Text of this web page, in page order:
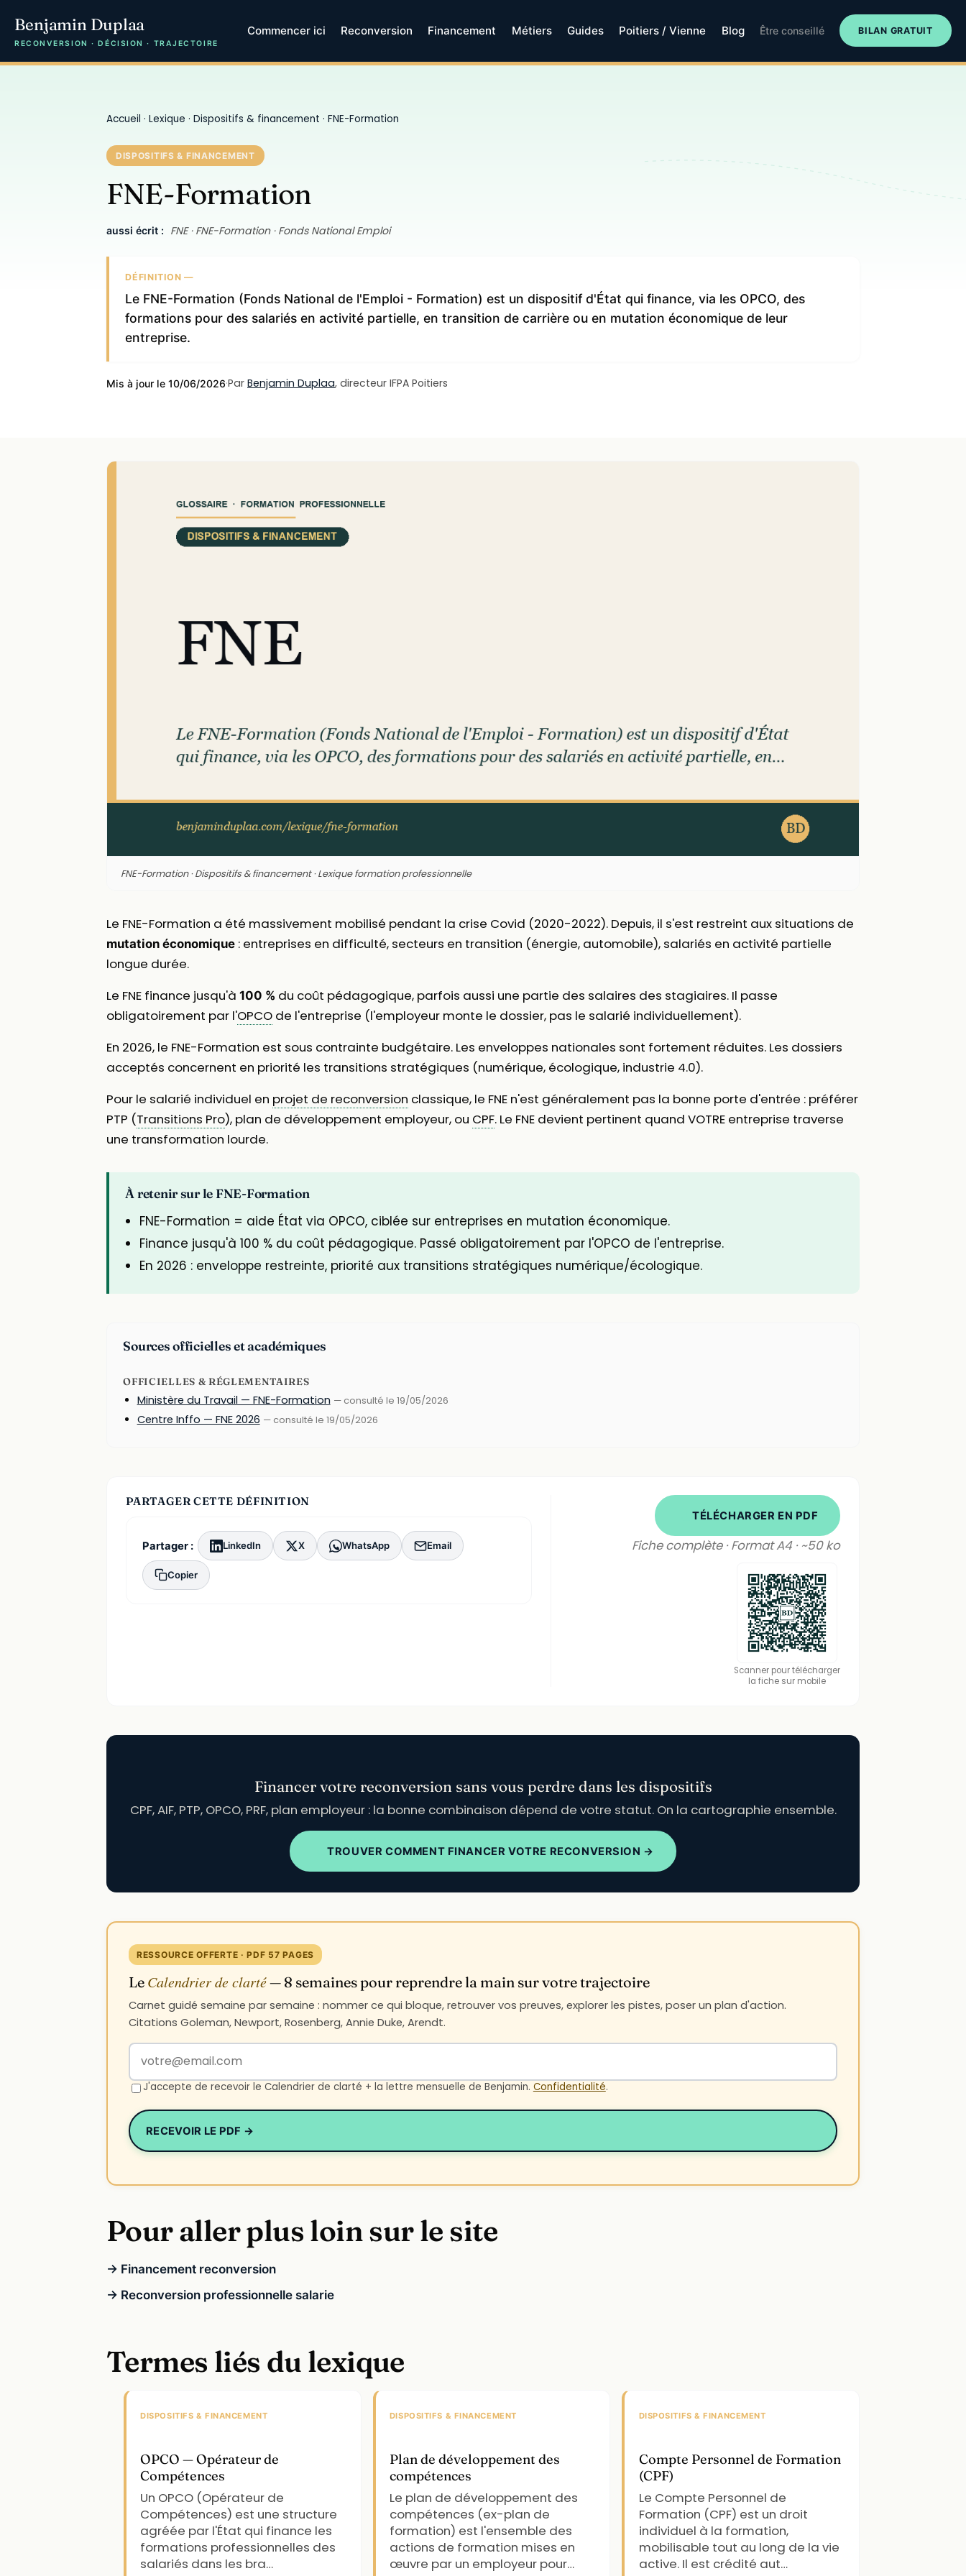
Benjamin Duplaa
RECONVERSION · DÉCISION · TRAJECTOIRE
Commencer ici Reconversion Financement Métiers Guides Poitiers / Vienne Blog Être conseillé BILAN GRATUIT
Accueil · Lexique · Dispositifs & financement · FNE-Formation
DISPOSITIFS & FINANCEMENT
FNE-Formation
aussi écrit : FNE · FNE-Formation · Fonds National Emploi
DÉFINITION —
Le FNE-Formation (Fonds National de l'Emploi - Formation) est un dispositif d'État qui finance, via les OPCO, des
formations pour des salariés en activité partielle, en transition de carrière ou en mutation économique de leur
entreprise.
Mis à jour le 10/06/2026·Par Benjamin Duplaa, directeur IFPA Poitiers
FNE-Formation · Dispositifs & financement · Lexique formation professionnelle
Le FNE-Formation a été massivement mobilisé pendant la crise Covid (2020-2022). Depuis, il s'est restreint aux situations de
mutation économique : entreprises en difficulté, secteurs en transition (énergie, automobile), salariés en activité partielle
longue durée.
Le FNE finance jusqu'à 100 % du coût pédagogique, parfois aussi une partie des salaires des stagiaires. Il passe
obligatoirement par l'OPCO de l'entreprise (l'employeur monte le dossier, pas le salarié individuellement).
En 2026, le FNE-Formation est sous contrainte budgétaire. Les enveloppes nationales sont fortement réduites. Les dossiers
acceptés concernent en priorité les transitions stratégiques (numérique, écologique, industrie 4.0).
Pour le salarié individuel en projet de reconversion classique, le FNE n'est généralement pas la bonne porte d'entrée : préférer
PTP (Transitions Pro), plan de développement employeur, ou CPF. Le FNE devient pertinent quand VOTRE entreprise traverse
une transformation lourde.
À retenir sur le FNE-Formation
FNE-Formation = aide État via OPCO, ciblée sur entreprises en mutation économique.
Finance jusqu'à 100 % du coût pédagogique. Passé obligatoirement par l'OPCO de l'entreprise.
En 2026 : enveloppe restreinte, priorité aux transitions stratégiques numérique/écologique.
Sources officielles et académiques
OFFICIELLES & RÉGLEMENTAIRES
Ministère du Travail — FNE-Formation — consulté le 19/05/2026
Centre Inffo — FNE 2026 — consulté le 19/05/2026
PARTAGER CETTE DÉFINITION
Partager : LinkedIn X WhatsApp Email
Copier
TÉLÉCHARGER EN PDF
Fiche complète · Format A4 · ~50 ko
Scanner pour télécharger
la fiche sur mobile
Financer votre reconversion sans vous perdre dans les dispositifs
CPF, AIF, PTP, OPCO, PRF, plan employeur : la bonne combinaison dépend de votre statut. On la cartographie ensemble.
TROUVER COMMENT FINANCER VOTRE RECONVERSION →
RESSOURCE OFFERTE · PDF 57 PAGES
Le Calendrier de clarté— 8 semaines pour reprendre la main sur votre trajectoire
Carnet guidé semaine par semaine : nommer ce qui bloque, retrouver vos preuves, explorer les pistes, poser un plan d'action.
Citations Goleman, Newport, Rosenberg, Annie Duke, Arendt.
Votre adresse email
J'accepte de recevoir le Calendrier de clarté + la lettre mensuelle de Benjamin. Confidentialité.
RECEVOIR LE PDF →
Pour aller plus loin sur le site
→ Financement reconversion
→ Reconversion professionnelle salarie
Termes liés du lexique
DISPOSITIFS & FINANCEMENT
OPCO — Opérateur de
Compétences
Un OPCO (Opérateur de
Compétences) est une structure
agréée par l'État qui finance les
formations professionnelles des
salariés dans les bra…
DISPOSITIFS & FINANCEMENT
Plan de développement des
compétences
Le plan de développement des
compétences (ex-plan de
formation) est l'ensemble des
actions de formation mises en
œuvre par un employeur pour…
DISPOSITIFS & FINANCEMENT
Compte Personnel de Formation
(CPF)
Le Compte Personnel de
Formation (CPF) est un droit
individuel à la formation,
mobilisable tout au long de la vie
active. Il est crédité aut…